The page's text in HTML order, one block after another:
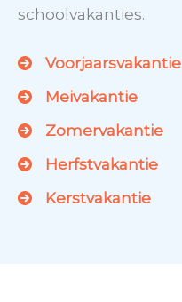
schoolvakanties.
Voorjaarsvakantie
Meivakantie
Zomervakantie
Herfstvakantie
Kerstvakantie